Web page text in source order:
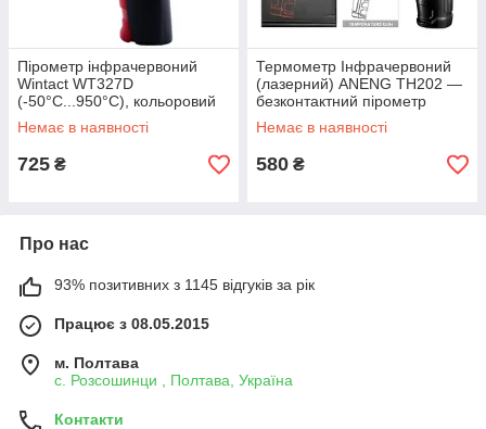
Пірометр інфрачервоний
Wintact WT327D
(-50°C...950°C), кольоровий
дисплей
Немає в наявності
725 ₴
Термометр Інфрачервоний
(лазерний) ANENG TH202 —
безконтактний пірометр
-50~600 °C, лазерний
вказівник, професійний
Немає в наявності
580 ₴
Про нас
93% позитивних з 1145 відгуків за рік
Працює з 08.05.2015
м. Полтава
с. Розсошинци , Полтава, Україна
Контакти